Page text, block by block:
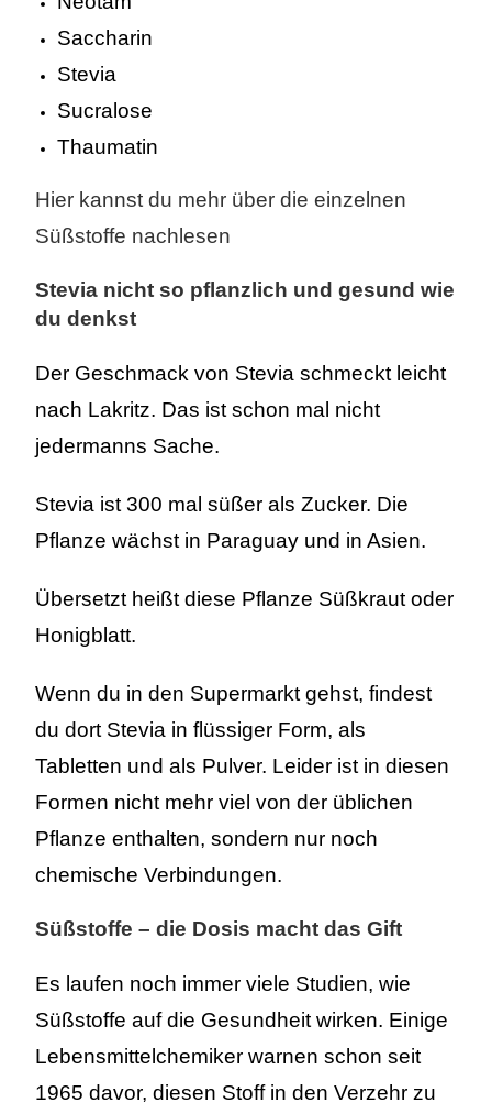
Saccharin
Stevia
Sucralose
Thaumatin
Hier kannst du mehr über die einzelnen
Süßstoffe nachlesen
Stevia nicht so pflanzlich und gesund wie
du denkst
Der Geschmack von Stevia schmeckt leicht
nach Lakritz. Das ist schon mal nicht
jedermanns Sache.
Stevia ist 300 mal süßer als Zucker. Die
Pflanze wächst in Paraguay und in Asien.
Übersetzt heißt diese Pflanze Süßkraut oder
Honigblatt.
Wenn du in den Supermarkt gehst, findest
du dort Stevia in flüssiger Form, als
Tabletten und als Pulver. Leider ist in diesen
Formen nicht mehr viel von der üblichen
Pflanze enthalten, sondern nur noch
chemische Verbindungen.
Süßstoffe – die Dosis macht das Gift
Es laufen noch immer viele Studien, wie
Süßstoffe auf die Gesundheit wirken. Einige
Lebensmittelchemiker warnen schon seit
1965 davor, diesen Stoff in den Verzehr zu